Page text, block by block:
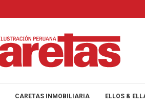
CARETAS INMOBILIARIA ELLOS &